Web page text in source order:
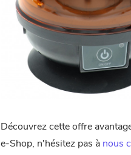
Découvrez cette offre
e-Shop, n'hésitez pas à nous